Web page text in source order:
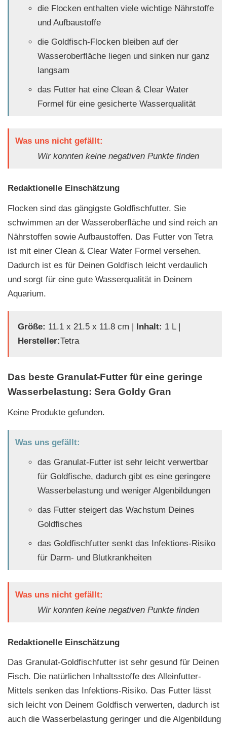
die Flocken enthalten viele wichtige Nährstoffe
und Aufbaustoffe
die Goldfisch-Flocken bleiben auf der
Wasseroberfläche liegen und sinken nur ganz
langsam
das Futter hat eine Clean & Clear Water
Formel für eine gesicherte Wasserqualität
Was uns nicht gefällt:
Wir konnten keine negativen Punkte finden
Redaktionelle Einschätzung
Flocken sind das gängigste Goldfischfutter. Sie
schwimmen an der Wasseroberfläche und sind reich an
Nährstoffen sowie Aufbaustoffen. Das Futter von Tetra
ist mit einer Clean & Clear Water Formel versehen.
Dadurch ist es für Deinen Goldfisch leicht verdaulich
und sorgt für eine gute Wasserqualität in Deinem
Aquarium.
Größe: ‎11.1 x 21.5 x 11.8 cm | Inhalt: 1 L |
Hersteller:Tetra
Das beste Granulat-Futter für eine geringe
Wasserbelastung: Sera Goldy Gran
Keine Produkte gefunden.
Was uns gefällt:
das Granulat-Futter ist sehr leicht verwertbar
für Goldfische, dadurch gibt es eine geringere
Wasserbelastung und weniger Algenbildungen
das Futter steigert das Wachstum Deines
Goldfisches
das Goldfischfutter senkt das Infektions-Risiko
für Darm- und Blutkrankheiten
Was uns nicht gefällt:
Wir konnten keine negativen Punkte finden
Redaktionelle Einschätzung
Das Granulat-Goldfischfutter ist sehr gesund für Deinen
Fisch. Die natürlichen Inhaltsstoffe des Alleinfutter-
Mittels senken das Infektions-Risiko. Das Futter lässt
sich leicht von Deinem Goldfisch verwerten, dadurch ist
auch die Wasserbelastung geringer und die Algenbildung